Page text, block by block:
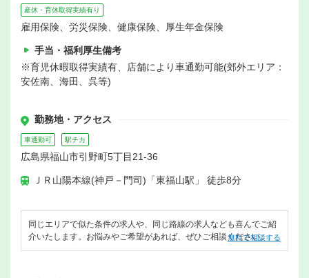
産休・育休取得実績有り
雇用保険、労災保険、健康保険、厚生年金保険
手当・福利厚生備考
※育児休暇取得実績有、店舗により車通勤可能(郊外エリア：
安佐南、海田、呉等)
勤務地・アクセス
車通勤可 駅チカ
広島県福山市引野町5丁目21-36
ＪＲ山陽本線(神戸－門司)「東福山駅」 徒歩8分
同じエリアで似た条件の求人や、同じ路線の求人なども喜んでご紹
介いたします。お悩みやご希望があれば、ぜひご相談ください。
無料で相談する